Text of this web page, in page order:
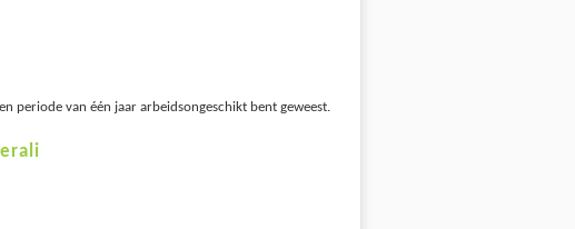
periode van één jaar arbeidsongeschikt bent geweest.